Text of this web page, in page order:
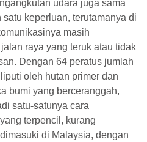
udara juga sama
keperluan, terutamanya di
masih
raya yang teruk atau tidak
Dengan 64 peratus jumlah
oleh hutan primer dan
bumi yang berceranggah,
satu-satunya cara
terpencil, kurang
di Malaysia, dengan